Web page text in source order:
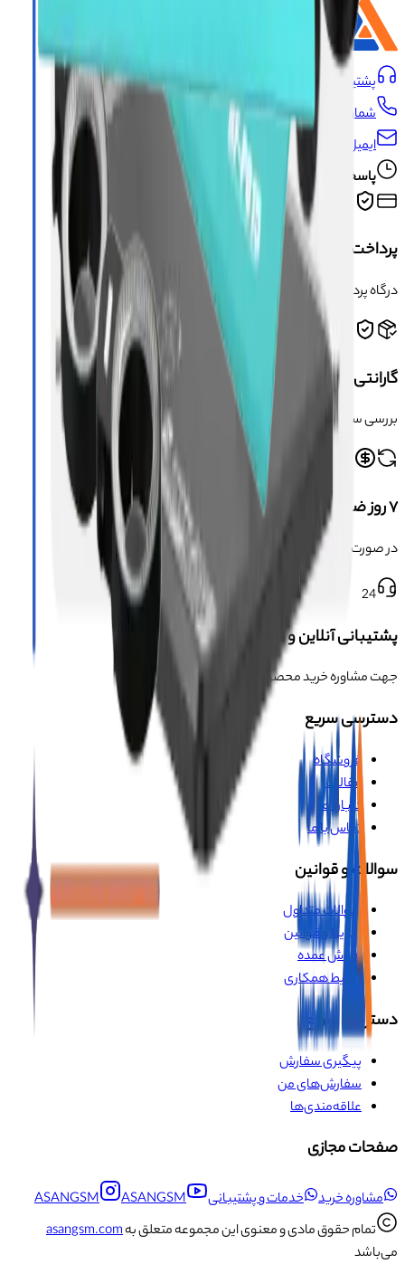
پشتیبانی:
09191493546
شماره تماس:021-66704429
ایمیل:
info@asangsm.com
پاسخگویی تلفنی از شنبه تا پنجشنبه ساعت ۱۰ الی ۱۹
پرداخت امن و مطمئن
درگاه پرداخت امن و دارای مجوز اینماد
گارانتی سلامت محصول
بررسی سلامت فیزیکی کالا قبل از ارسال
۷ روز ضمانت بازگشت
در صورت معیوب بودن محصول
24
پشتیبانی آنلاین و تلفنی
جهت مشاوره خرید محصول و سوالات
دسترسی سریع
فروشگاه
مقالات
درباره ما
تماس با ما
سوالات و قوانین
سوالات متداول
شرایط و قوانین
فروش عمده
شرایط همکاری
دسترسی سریع
پیگیری سفارش
سفارش‌های من
علاقه‌مندی‌ها
صفحات مجازی
مشاوره خرید خدمات و پشتیبانی ASANGSM
ASANGSM
تمام حقوق مادی و معنوی این مجموعه متعلق بهasangsm.com
می‌باشد